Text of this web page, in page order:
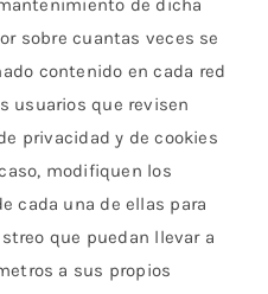
de dicha
sobre cuantas veces se
contenido en cada red
usuarios que revisen
privacidad y de cookies
modifiquen los
cada una de ellas para
que puedan llevar a
a sus propios